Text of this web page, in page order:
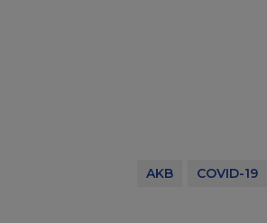
AKB COVID-19